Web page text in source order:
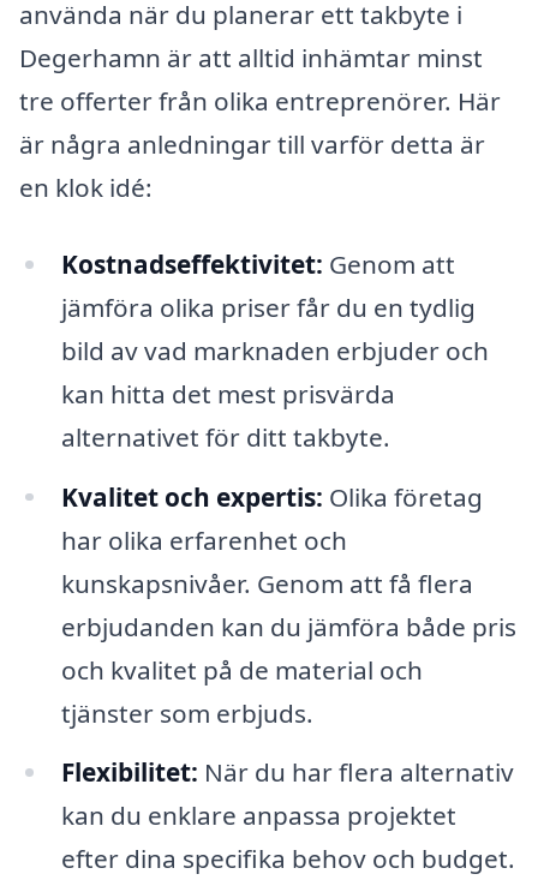
använda när du planerar ett takbyte i
Degerhamn är att alltid inhämtar minst
tre offerter från olika entreprenörer. Här
är några anledningar till varför detta är
en klok idé:
Kostnadseffektivitet: Genom att
jämföra olika priser får du en tydlig
bild av vad marknaden erbjuder och
kan hitta det mest prisvärda
alternativet för ditt takbyte.
Kvalitet och expertis: Olika företag
har olika erfarenhet och
kunskapsnivåer. Genom att få flera
erbjudanden kan du jämföra både pris
och kvalitet på de material och
tjänster som erbjuds.
Flexibilitet: När du har flera alternativ
kan du enklare anpassa projektet
efter dina specifika behov och budget.